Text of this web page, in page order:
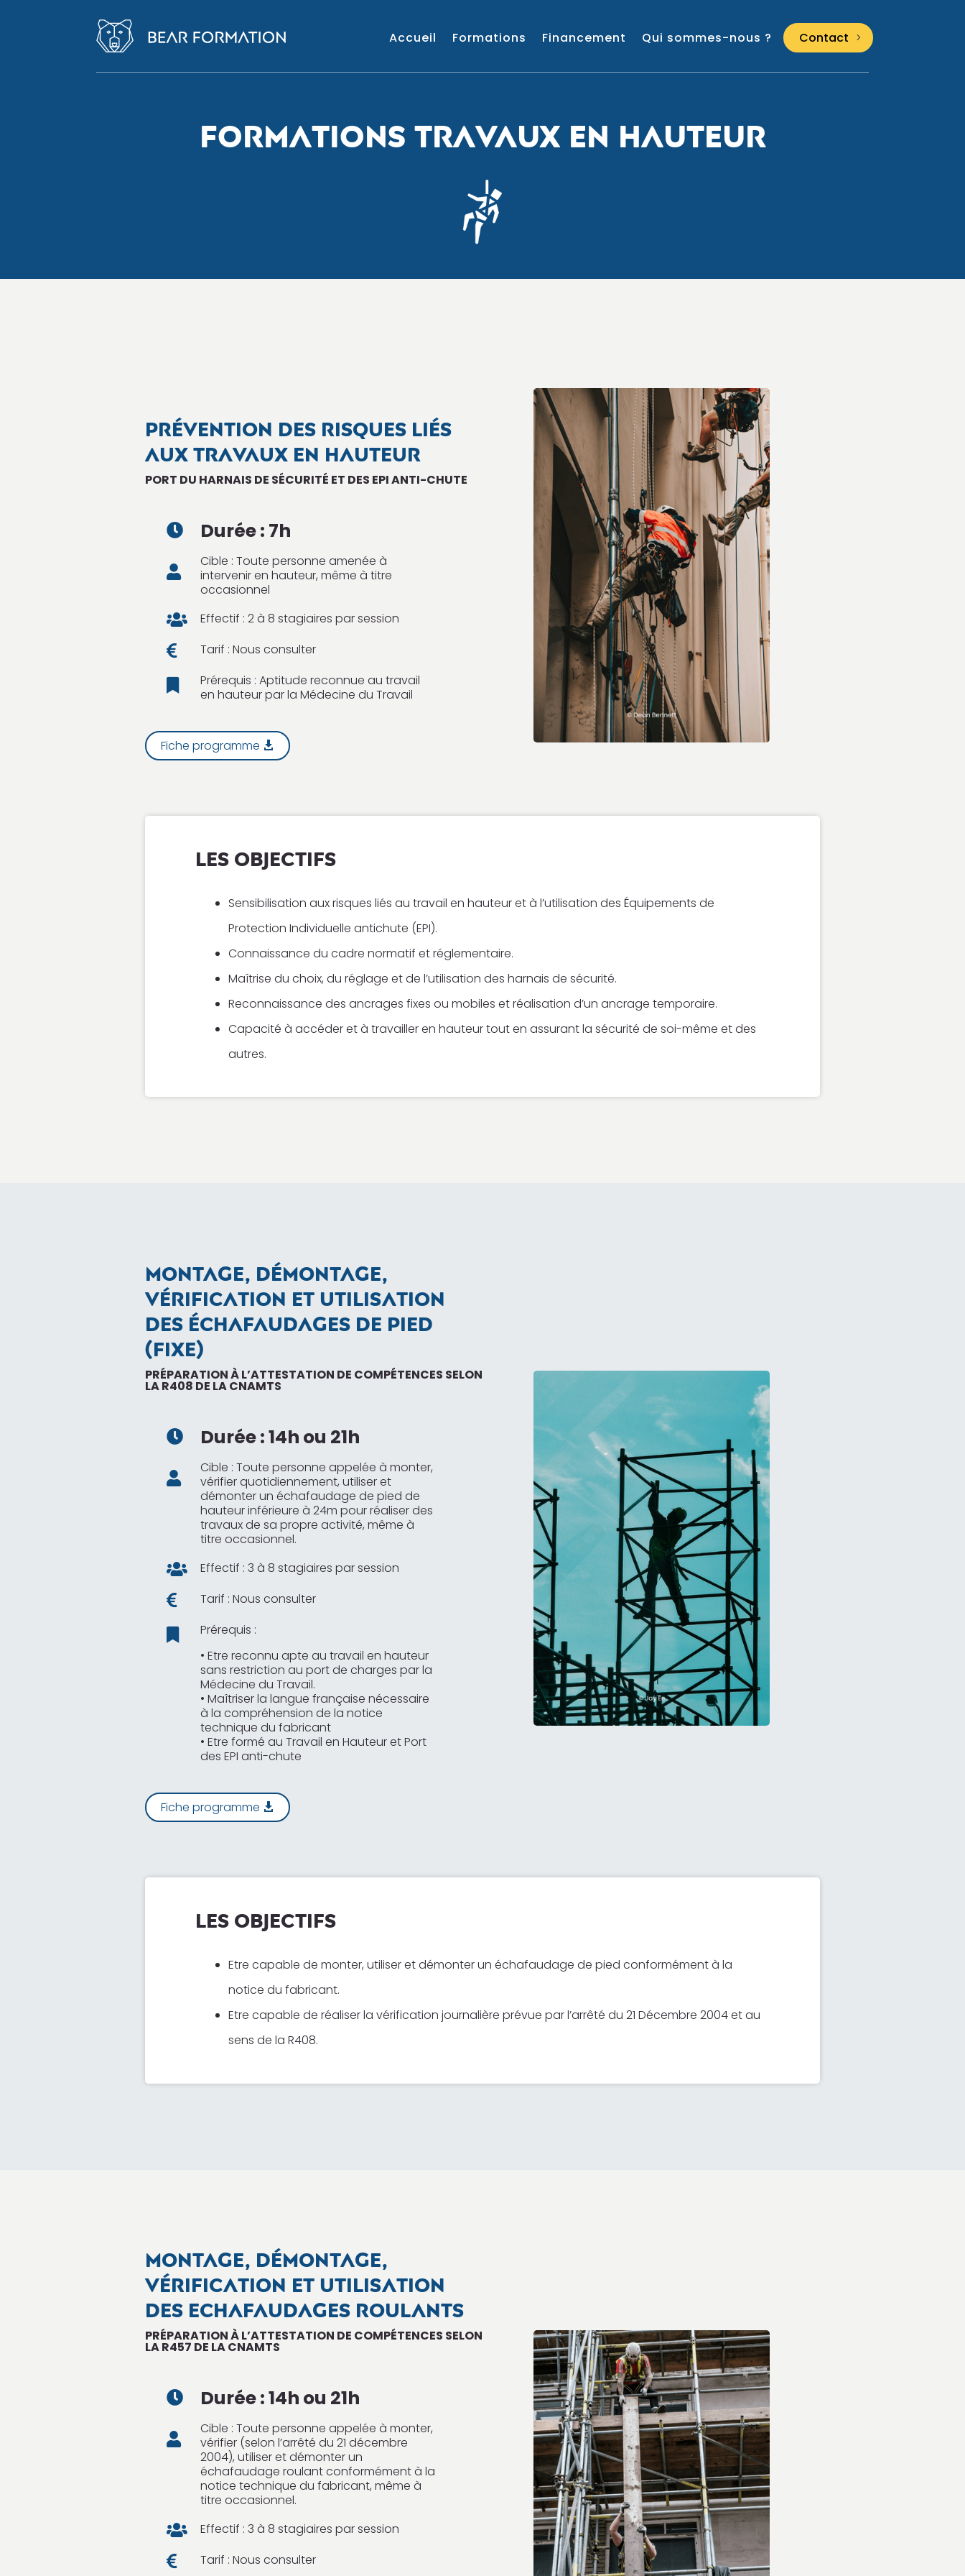
Accueil Formations Financement Qui sommes-nous ? Contact
FORMATIONS TRAVAUX EN HAUTEUR
PRÉVENTION DES RISQUES LIÉS
AUX TRAVAUX EN HAUTEUR
PORT DU HARNAIS DE SÉCURITÉ ET DES EPI ANTI-CHUTE
 Durée : 7h

Cible : Toute personne amenée à
intervenir en hauteur, même à titre
occasionnel

Effectif : 2 à 8 stagiaires par session

Tarif : Nous consulter
Prérequis : Aptitude reconnue au travail
en hauteur par la Médecine du Travail
Fiche programme
LES OBJECTIFS
Sensibilisation aux risques liés au travail en hauteur et à l’utilisation des Équipements de
Protection Individuelle antichute (EPI).
Connaissance du cadre normatif et réglementaire.
Maîtrise du choix, du réglage et de l’utilisation des harnais de sécurité.
Reconnaissance des ancrages fixes ou mobiles et réalisation d’un ancrage temporaire.
Capacité à accéder et à travailler en hauteur tout en assurant la sécurité de soi-même et des
autres.
MONTAGE, DÉMONTAGE,
VÉRIFICATION ET UTILISATION
DES ÉCHAFAUDAGES DE PIED
(FIXE)
PRÉPARATION À L’ATTESTATION DE COMPÉTENCES SELON
LA R408 DE LA CNAMTS
 Durée :14h ou 21h

Cible : Toute personne appelée à monter,
vérifier quotidiennement, utiliser et
démonter un échafaudage de pied de
hauteur inférieure à 24m pour réaliser des
travaux de sa propre activité, même à
titre occasionnel.

Effectif : 3 à 8 stagiaires par session

Tarif : Nous consulter
Prérequis :
• Etre reconnu apte au travail en hauteur
sans restriction au port de charges par la
Médecine du Travail.
• Maîtriser la langue française nécessaire
à la compréhension de la notice
technique du fabricant
• Etre formé au Travail en Hauteur et Port
des EPI anti-chute
Fiche programme
LES OBJECTIFS
Etre capable de monter, utiliser et démonter un échafaudage de pied conformément à la
notice du fabricant.
Etre capable de réaliser la vérification journalière prévue par l’arrêté du 21 Décembre 2004 et au
sens de la R408.
MONTAGE, DÉMONTAGE,
VÉRIFICATION ET UTILISATION
DES ECHAFAUDAGES ROULANTS
PRÉPARATION À L’ATTESTATION DE COMPÉTENCES SELON
LA R457 DE LA CNAMTS
 Durée :14h ou 21h

Cible : Toute personne appelée à monter,
vérifier (selon l’arrêté du 21 décembre
2004), utiliser et démonter un
échafaudage roulant conformément à la
notice technique du fabricant, même à
titre occasionnel.

Effectif : 3 à 8 stagiaires par session

Tarif : Nous consulter